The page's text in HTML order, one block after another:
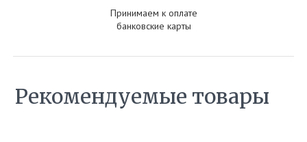
Принимаем к оплате
банковские карты
Рекомендуемые товары